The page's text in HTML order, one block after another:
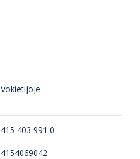
Vokietijoje
415 403 991 0
4154069042